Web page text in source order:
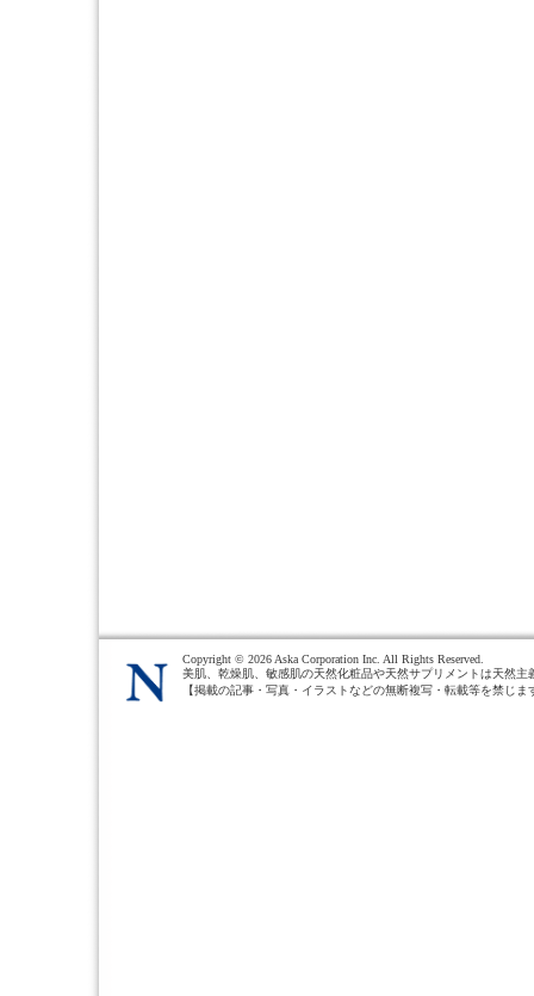
Copyright © 2026 Aska Corporation Inc. All Rights Reserved.
美肌、乾燥肌、敏感肌の天然化粧品や天然サプリメントは天然主
【掲載の記事・写真・イラストなどの無断複写・転載等を禁じま